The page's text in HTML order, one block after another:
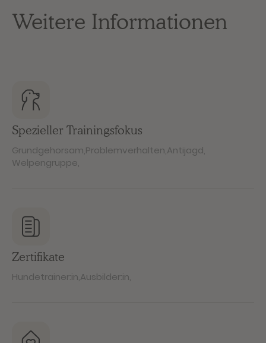
Weitere Informationen
Spezieller Trainingsfokus
Grundgehorsam,Problemverhalten,Antijagd,
Welpengruppe,
Zertifikate
Hundetrainer:in,Ausbilder:in,